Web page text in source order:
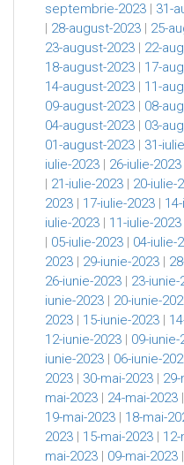
septembrie-2023 | 31-
| 28-august-2023 | 25-
23-august-2023 | 22-
18-august-2023 | 17-
14-august-2023 | 11-
09-august-2023 | 08-
04-august-2023 | 03-
01-august-2023 | 31-
iulie-2023 | 26-iulie-2023
| 21-iulie-2023 | 20-iulie-
2023 | 17-iulie-2023 |
iulie-2023 | 11-iulie-2023
| 05-iulie-2023 | 04-iulie-
2023 | 29-iunie-2023 |
26-iunie-2023 | 23-iunie-
iunie-2023 | 20-iunie-
2023 | 15-iunie-2023 |
12-iunie-2023 | 09-iunie-
iunie-2023 | 06-iunie-
2023 | 30-mai-2023 |
mai-2023 | 24-mai-2023 |
19-mai-2023 | 18-mai-
2023 | 15-mai-2023 |
mai-2023 | 09-mai-2023 |